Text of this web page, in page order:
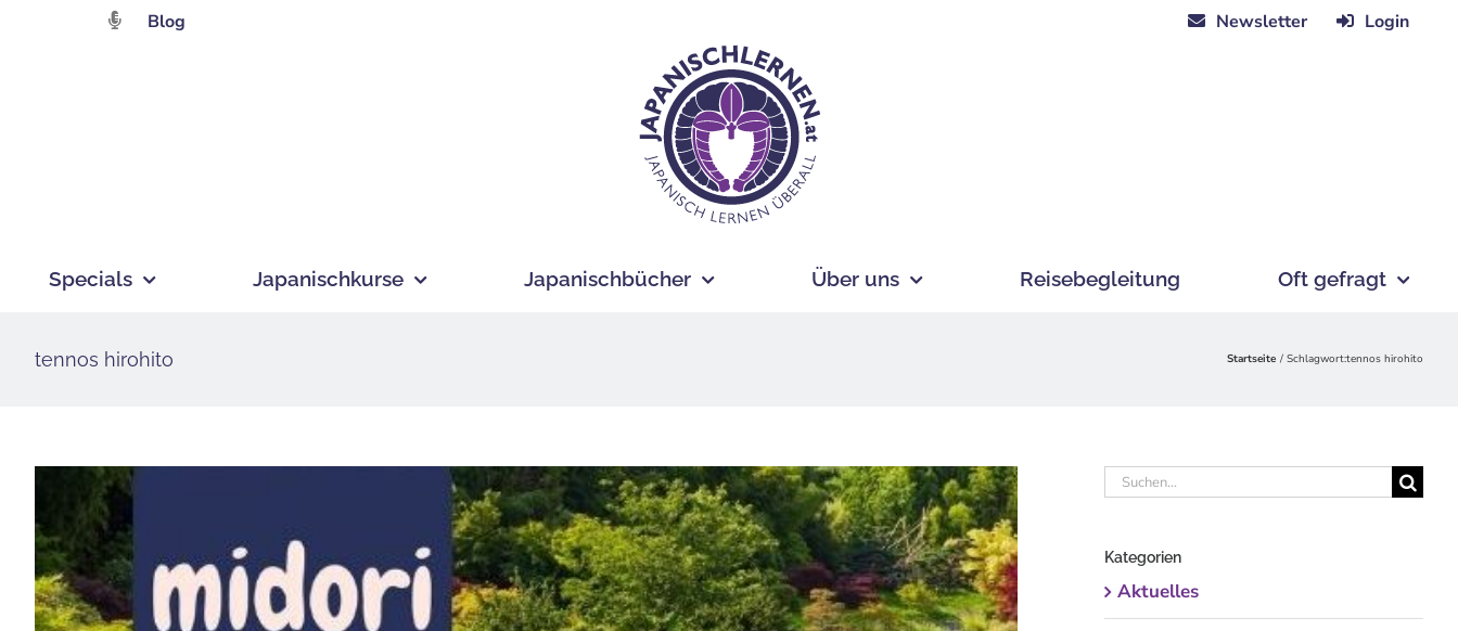
Blog Newsletter Login
Specials Japanischkurse Japanischbücher Über uns Reisebegleitung Oft gefragt
tennos hirohito Startseite Schlagwort:tennos hirohito
Suche
Kategorien
Aktuelles